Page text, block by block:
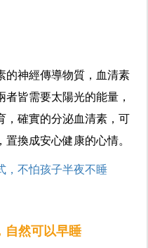
的神經傳導物質，血清素
皆需要太陽光的能量，
，確實的分泌血清素，可
換成安心健康的心情。
，不怕孩子半夜不睡
自然可以早睡